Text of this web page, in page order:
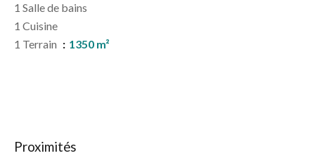
1 Salle de bains
1 Cuisine
1 Terrain
1350 m²
Proximités